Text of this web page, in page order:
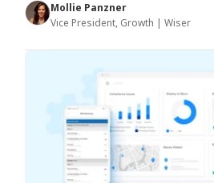
Mollie Panzner
Vice President, Growth | Wiser